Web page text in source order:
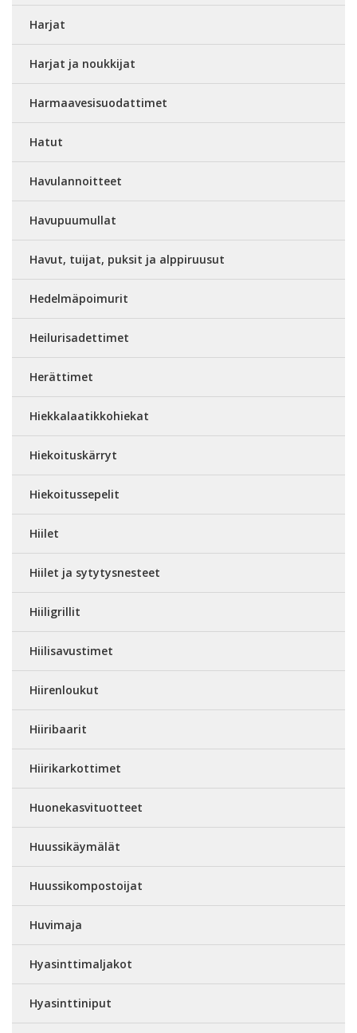
Harjat
Harjat ja noukkijat
Harmaavesisuodattimet
Hatut
Havulannoitteet
Havupuumullat
Havut, tuijat, puksit ja alppiruusut
Hedelmäpoimurit
Heilurisadettimet
Herättimet
Hiekkalaatikkohiekat
Hiekoituskärryt
Hiekoitussepelit
Hiilet
Hiilet ja sytytysnesteet
Hiiligrillit
Hiilisavustimet
Hiirenloukut
Hiiribaarit
Hiirikarkottimet
Huonekasvituotteet
Huussikäymälät
Huussikompostoijat
Huvimaja
Hyasinttimaljakot
Hyasinttiniput